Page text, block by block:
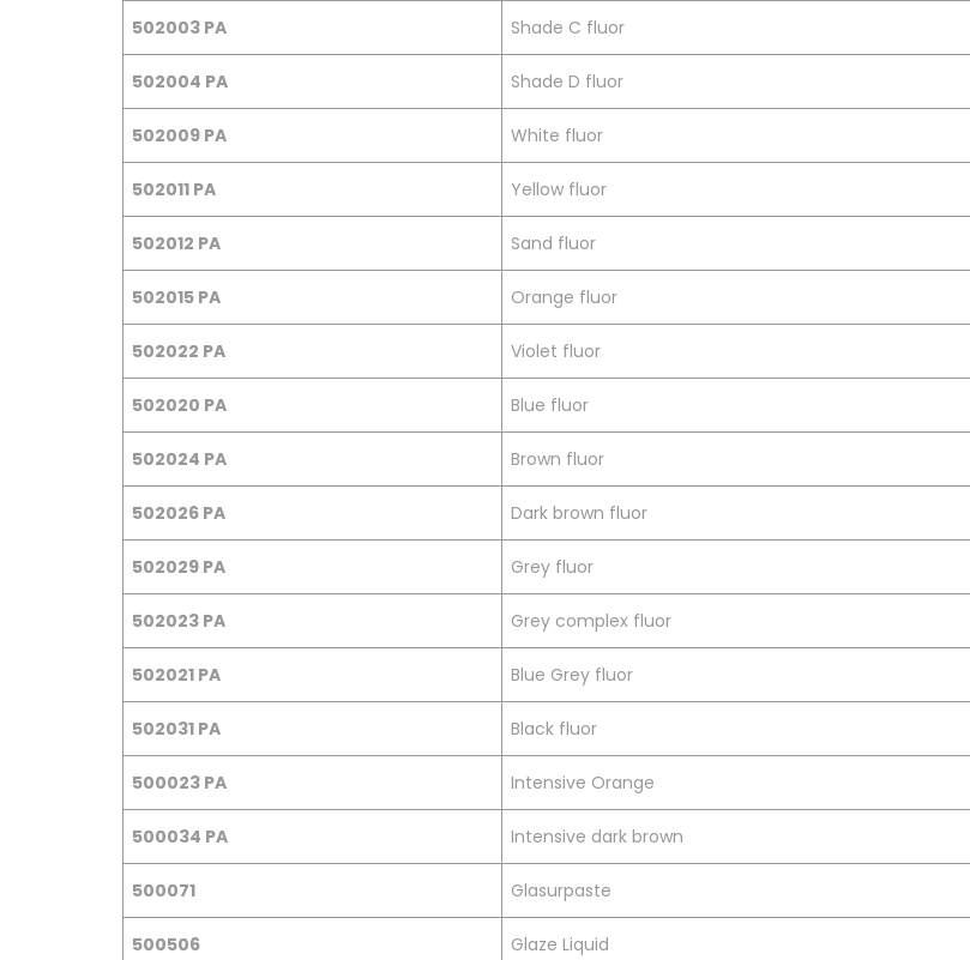
502003 PA Shade C fluor
502004 PA Shade D fluor
502009 PA White fluor
502011 PA Yellow fluor
502012 PA Sand fluor
502015 PA Orange fluor
502022 PA Violet fluor
502020 PA Blue fluor
502024 PA Brown fluor
502026 PA Dark brown fluor
502029 PA Grey fluor
502023 PA Grey complex fluor
502021 PA Blue Grey fluor
502031 PA Black fluor
500023 PA Intensive Orange
500034 PA Intensive dark brown
500071 Glasurpaste
500506 Glaze Liquid